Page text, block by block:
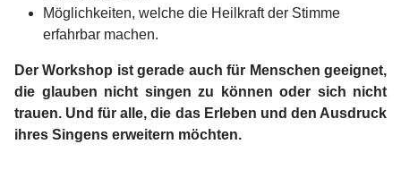
Möglichkeiten, welche die Heilkraft der Stimme
erfahrbar machen.
Der Workshop ist gerade auch für Menschen geeignet,
die glauben nicht singen zu können oder sich nicht
trauen. Und für alle, die das Erleben und den Ausdruck
ihres Singens erweitern möchten.